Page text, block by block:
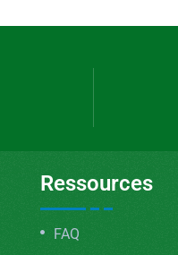
Ressources
FAQ